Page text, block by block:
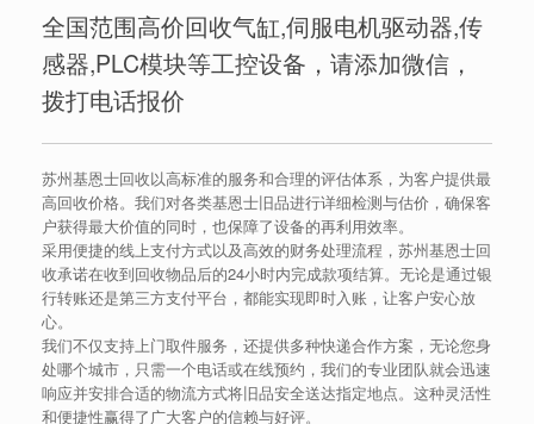
全国范围高价回收气缸,伺服电机驱动器,传
感器,PLC模块等工控设备，请添加微信，
拨打电话报价
苏州基恩士回收以高标准的服务和合理的评估体系，为客户提供最
高回收价格。我们对各类基恩士旧品进行详细检测与估价，确保客
户获得最大价值的同时，也保障了设备的再利用效率。
采用便捷的线上支付方式以及高效的财务处理流程，苏州基恩士回
收承诺在收到回收物品后的24小时内完成款项结算。无论是通过银
行转账还是第三方支付平台，都能实现即时入账，让客户安心放
心。
我们不仅支持上门取件服务，还提供多种快递合作方案，无论您身
处哪个城市，只需一个电话或在线预约，我们的专业团队就会迅速
响应并安排合适的物流方式将旧品安全送达指定地点。这种灵活性
和便捷性赢得了广大客户的信赖与好评。